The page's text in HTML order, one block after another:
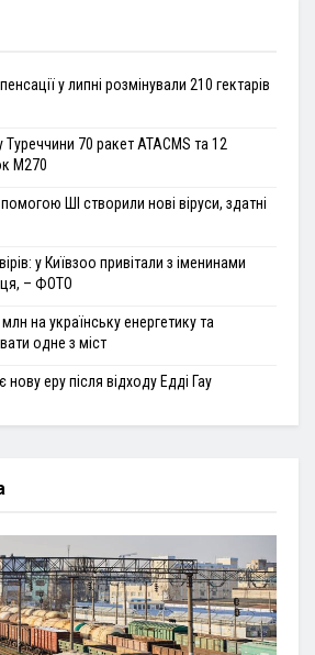
у липні розмінували 210 гектарів
Туреччини 70 ракет ATACMS та 12
M270
ШІ створили нові віруси, здатні
у Київзоо привітали з іменинами
– ФОТО
на українську енергетику та
одне з міст
еру після відходу Едді Гау